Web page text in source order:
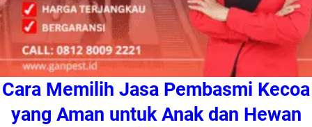
Cara Memilih Jasa Pembasmi Kecoa
yang Aman untuk Anak dan Hewan